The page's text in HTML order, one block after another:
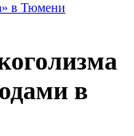
в Тюмени
в